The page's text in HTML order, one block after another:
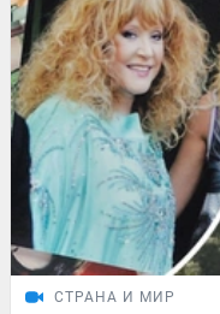
СТРАНА И МИР